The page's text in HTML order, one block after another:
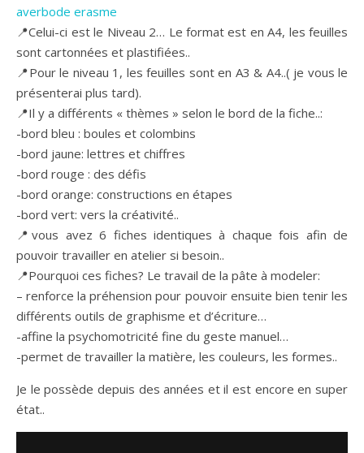
averbode erasme
📍Celui-ci est le Niveau 2… Le format est en A4, les feuilles
sont cartonnées et plastifiées..
📍Pour le niveau 1, les feuilles sont en A3 & A4..( je vous le
présenterai plus tard).
📍Il y a différents « thèmes » selon le bord de la fiche..:
-bord bleu : boules et colombins
-bord jaune: lettres et chiffres
-bord rouge : des défis
-bord orange: constructions en étapes
-bord vert: vers la créativité..
📍vous avez 6 fiches identiques à chaque fois afin de
pouvoir travailler en atelier si besoin..
📍Pourquoi ces fiches? Le travail de la pâte à modeler:
– renforce la préhension pour pouvoir ensuite bien tenir les
différents outils de graphisme et d’écriture…
-affine la psychomotricité fine du geste manuel…
-permet de travailler la matière, les couleurs, les formes..
Je le possède depuis des années et il est encore en super
état..